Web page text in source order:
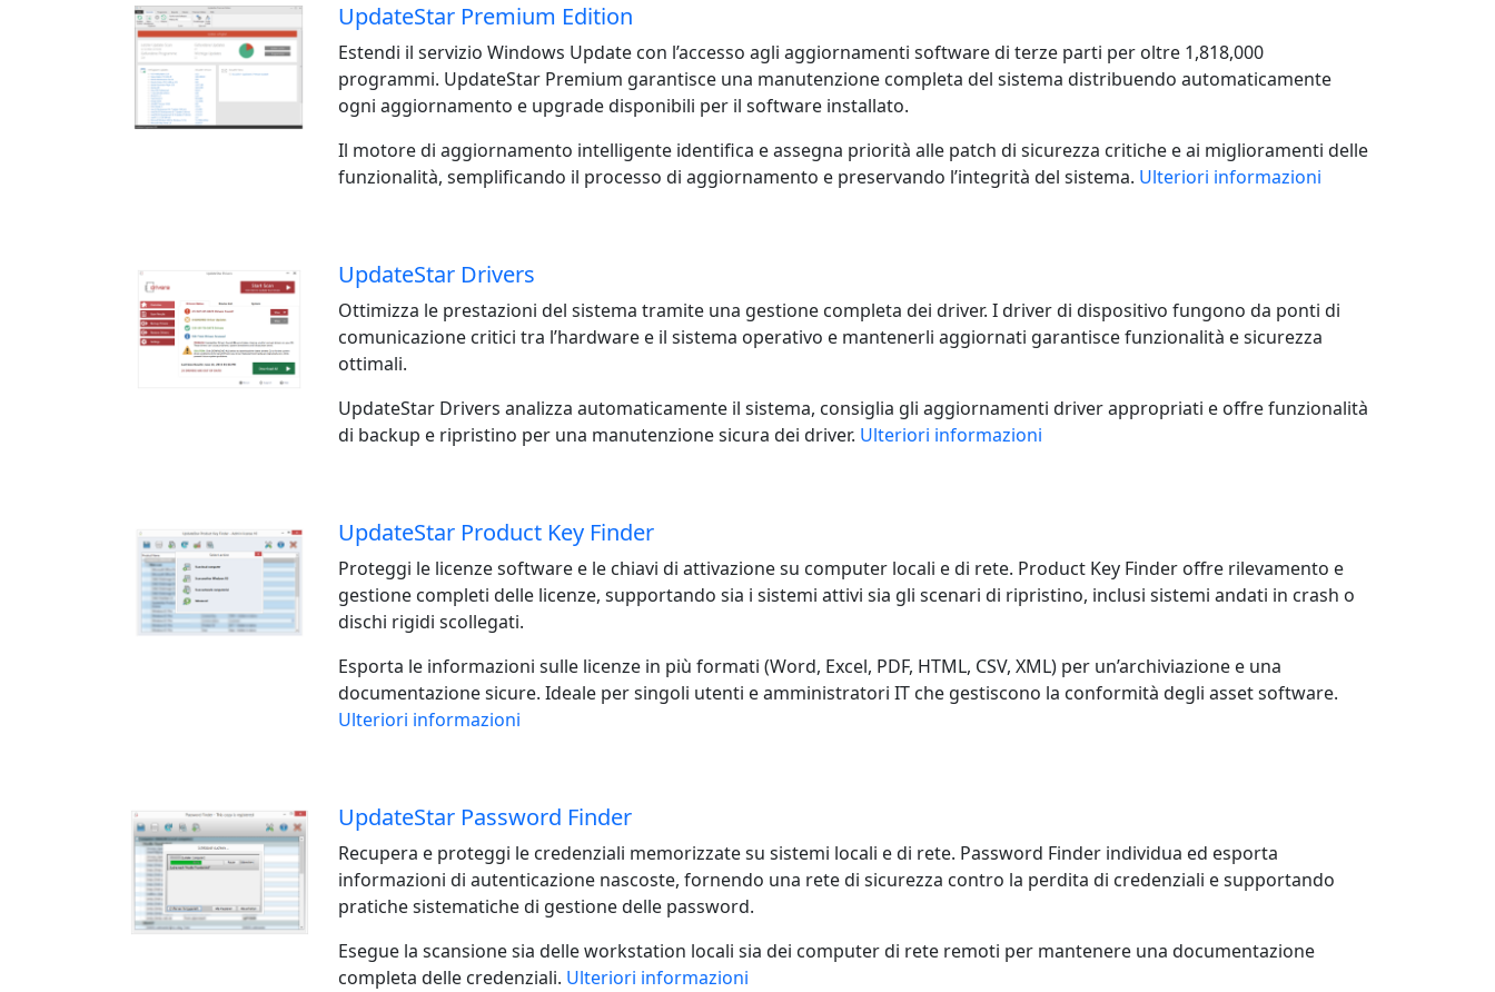
UpdateStar Premium Edition
Estendi il servizio Windows Update con l’accesso agli aggiornamenti software di terze parti per oltre 1,818,000
programmi. UpdateStar Premium garantisce una manutenzione completa del sistema distribuendo automaticamente
ogni aggiornamento e upgrade disponibili per il software installato.
Il motore di aggiornamento intelligente identifica e assegna priorità alle patch di sicurezza critiche e ai miglioramenti delle
funzionalità, semplificando il processo di aggiornamento e preservando l’integrità del sistema. Ulteriori informazioni
UpdateStar Drivers
Ottimizza le prestazioni del sistema tramite una gestione completa dei driver. I driver di dispositivo fungono da ponti di
comunicazione critici tra l’hardware e il sistema operativo e mantenerli aggiornati garantisce funzionalità e sicurezza
ottimali.
UpdateStar Drivers analizza automaticamente il sistema, consiglia gli aggiornamenti driver appropriati e offre funzionalità
di backup e ripristino per una manutenzione sicura dei driver. Ulteriori informazioni
UpdateStar Product Key Finder
Proteggi le licenze software e le chiavi di attivazione su computer locali e di rete. Product Key Finder offre rilevamento e
gestione completi delle licenze, supportando sia i sistemi attivi sia gli scenari di ripristino, inclusi sistemi andati in crash o
dischi rigidi scollegati.
Esporta le informazioni sulle licenze in più formati (Word, Excel, PDF, HTML, CSV, XML) per un’archiviazione e una
documentazione sicure. Ideale per singoli utenti e amministratori IT che gestiscono la conformità degli asset software.
Ulteriori informazioni
UpdateStar Password Finder
Recupera e proteggi le credenziali memorizzate su sistemi locali e di rete. Password Finder individua ed esporta
informazioni di autenticazione nascoste, fornendo una rete di sicurezza contro la perdita di credenziali e supportando
pratiche sistematiche di gestione delle password.
Esegue la scansione sia delle workstation locali sia dei computer di rete remoti per mantenere una documentazione
completa delle credenziali. Ulteriori informazioni